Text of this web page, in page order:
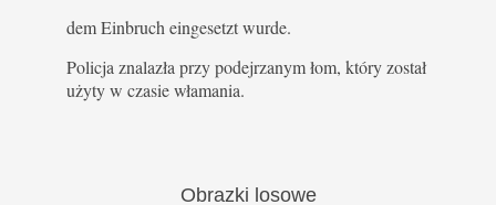
dem Einbruch eingesetzt wurde.
Policja znalazła przy podejrzanym łom, który został
użyty w czasie włamania.
Obrazki losowe